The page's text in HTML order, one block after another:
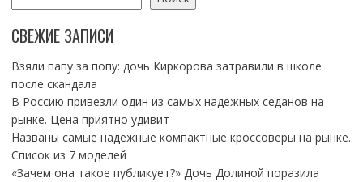
СВЕЖИЕ ЗАПИСИ
Взяли папу за попу: дочь Киркорова затравили в школе
после скандала
В Россию привезли один из самых надежных седанов на
рынке. Цена приятно удивит
Названы самые надежные компактные кроссоверы на рынке.
Список из 7 моделей
«Зачем она такое публикует?» Дочь Долиной поразила